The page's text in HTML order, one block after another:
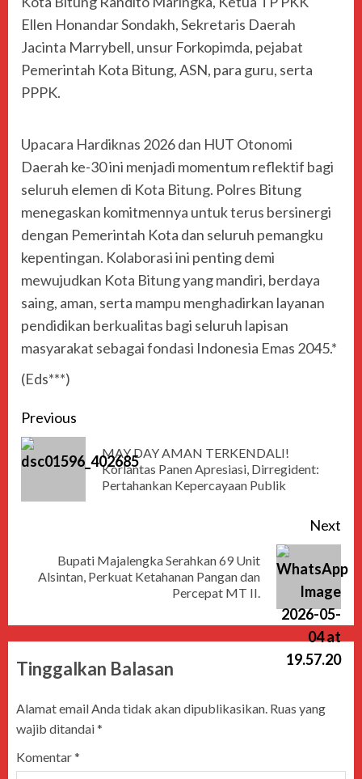
Ellen Honandar Sondakh, Sekretaris Daerah
Jacinta Marrybell, unsur Forkopimda, pejabat
Pemerintah Kota Bitung, ASN, para guru, serta
PPPK.
Upacara Hardiknas 2026 dan HUT Otonomi
Daerah ke-30 ini menjadi momentum reflektif bagi
seluruh elemen di Kota Bitung. Polres Bitung
menegaskan komitmennya untuk terus bersinergi
dengan Pemerintah Kota dan seluruh pemangku
kepentingan. Kolaborasi ini penting demi
mewujudkan Kota Bitung yang mandiri, berdaya
saing, aman, serta mampu menghadirkan layanan
pendidikan berkualitas bagi seluruh lapisan
masyarakat sebagai fondasi Indonesia Emas 2045.*
(Eds***)
Previous
MAY DAY AMAN TERKENDALI!
Korlantas Panen Apresiasi, Dirregident:
Pertahankan Kepercayaan Publik
Next
Bupati Majalengka Serahkan 69 Unit
Alsintan, Perkuat Ketahanan Pangan dan
Percepat MT II.
Tinggalkan Balasan
Alamat email Anda tidak akan dipublikasikan. Ruas yang
wajib ditandai*
Komentar*